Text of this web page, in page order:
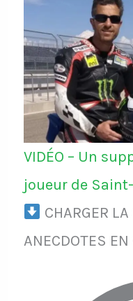
VIDÉO – Un
joueur de
CHARGER
ANECDOTES